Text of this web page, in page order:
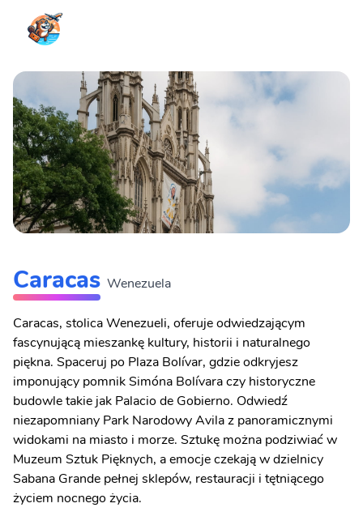
Caracas Wenezuela
Caracas, stolica Wenezueli, oferuje odwiedzającym
fascynującą mieszankę kultury, historii i naturalnego
piękna. Spaceruj po Plaza Bolívar, gdzie odkryjesz
imponujący pomnik Simóna Bolívara czy historyczne
budowle takie jak Palacio de Gobierno. Odwiedź
niezapomniany Park Narodowy Avila z panoramicznymi
widokami na miasto i morze. Sztukę można podziwiać w
Muzeum Sztuk Pięknych, a emocje czekają w dzielnicy
Sabana Grande pełnej sklepów, restauracji i tętniącego
życiem nocnego życia.